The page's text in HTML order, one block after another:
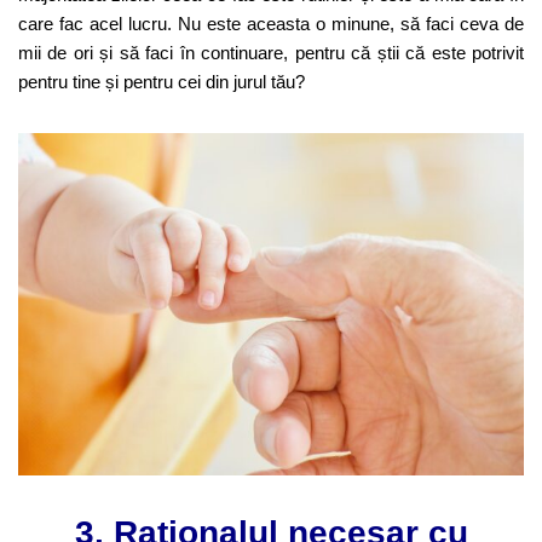
care fac acel lucru. Nu este aceasta o minune, să faci ceva de
mii de ori și să faci în continuare, pentru că știi că este potrivit
pentru tine și pentru cei din jurul tău?
3. Raționalul necesar cu